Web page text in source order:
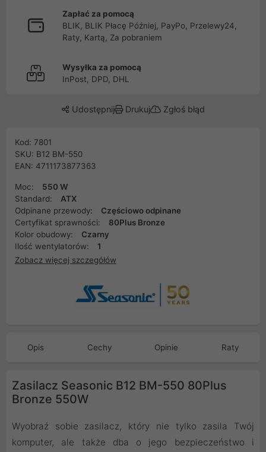
Zapłać za pomocą
BLIK, BLIK Płacę Później, PayPo, Przelewy24,
Raty, Kartą, Za pobraniem
Wysyłka za pomocą
InPost, DPD, DHL
Udostępnij Drukuj Zgłoś błąd
Kod: 7801
SKU: B12 BM-550
EAN: 4711173877363
Moc:
550 W
Standard:
ATX
Odpinane przewody:
Częściowo odpinane
Certyfikat sprawności:
80Plus Bronze
Kolor obudowy:
Czarny
Ilość wentylatorów:
1
Zobacz więcej szczegółów
Opis Cechy Opinie Raty
Zasilacz Seasonic B12 BM-550 80Plus
Bronze 550W
Wyobraź sobie zasilacz, który nie tylko zasila Twój
komputer, ale także dba o jego bezpieczeństwo i